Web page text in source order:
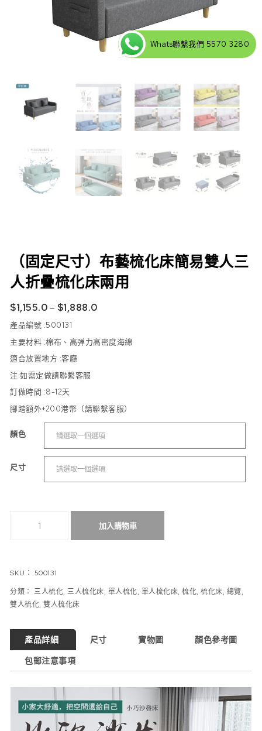
（固定尺寸）布藝梳化床簡易雙人三
人折疊梳化床兩用
$1,155.0 – $1,888.0
產品編號 :500131
主要材料 :棉布、高弹力高密度海綿
適合放置地方 :客廳
注:如需定做請聯繫客服
訂做時間 :8-12天
腳踏額外+200港幣（請聯繫客服）
顏色
尺寸
加入購物車
SKU： 500131
分類：三人梳化,三人梳化床, 單人梳化, 單人梳化床,梳化,梳化床, 總覽,
雙人梳化,雙人梳化床
產品詳細 尺寸 實物圖
顏色參考圖
包郵注意事項
Whats聯繫我們 5570 3280